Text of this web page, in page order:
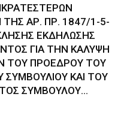
ΑΡ. ΠΡ. 1847/1-5-
ΕΚΔΗΛΩΣΗΣ
ΓΙΑ ΤΗΝ ΚΑΛΥΨΗ
ΤΟΥ ΠΡΟΕΔΡΟΥ ΤΟΥ
ΣΥΜΒΟΥΛΙΟΥ ΚΑΙ ΤΟΥ
ΣΥΜΒΟΥΛΟΥ...